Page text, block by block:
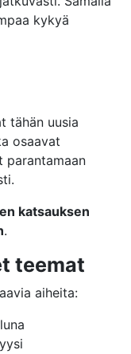
kykyä
tähän uusia
osaavat
parantamaan
katsauksen
.
teemat
aiheita: